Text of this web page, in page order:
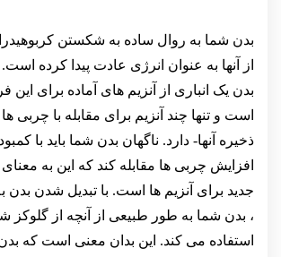
بدن شما به روال ساده به شکستن
از آنها به عنوان انرژی عادت پیدا کرده
بدن یک انباری از آنزیم های آماده برای این
است و تنها چند آنزیم برای مقابله با چربی
ذخیره آنها- دارد. ناگهان بدن شما باید با
افزایش چربی ها مقابله کند که این به معنای
جدید برای آنزیم ها است. با تبدیل شدن بدن
، بدن شما به طور طبیعی از آنچه از گلوکز
استفاده می کند. این بدان معنی است که